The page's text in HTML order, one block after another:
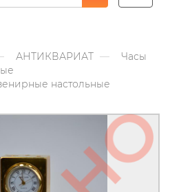
АНТИКВАРИАТ
Часы
настольные